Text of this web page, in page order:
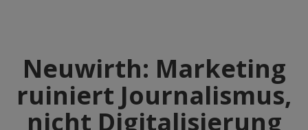
Neuwirth: Marketing
ruiniert Journalismus,
nicht Digitalisierung